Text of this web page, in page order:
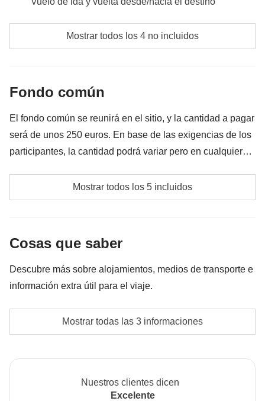
peajes, actividades e ingresos incluidos en el fondo común.
En total unas 2 horas en ruta
comidas y bebidas donde no estén indicadas
en la mochila :)
Todo lo que no se menciona en la sección "Qué está
Mostrar todos los 4 no incluidos
Fondo común
El fondo común se reunirá en el sitio, y la cantidad a pagar
será de unos 250 euros. En base de las exigencias de los
participantes, la cantidad podrá variar pero en cualquier
Posibles transportes locales
Fondo común del coordinador
Mostrar todos los 5 incluidos
Cosas que saber
Descubre más sobre alojamientos, medios de transporte e
información extra útil para el viaje.
Alojamientos
disponible en todos los turnos
Mostrar todas las 3 informaciones
Nuestros clientes dicen
Excelente